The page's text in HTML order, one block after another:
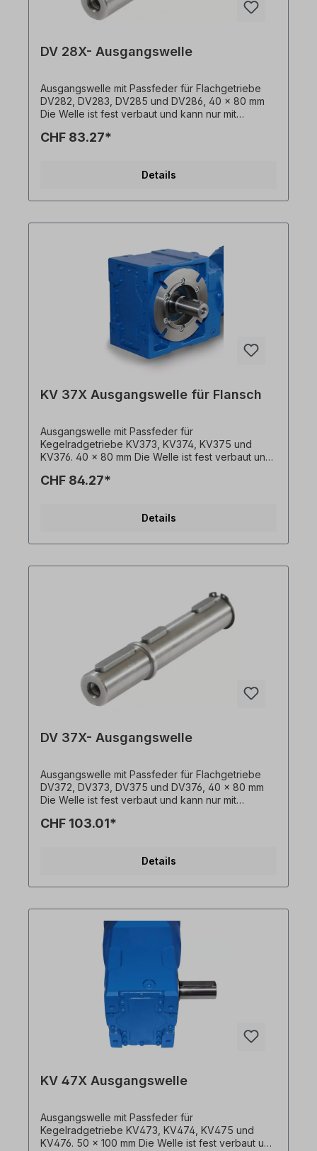
DV 28X- Ausgangswelle
Ausgangswelle mit Passfeder für Flachgetriebe
DV282, DV283, DV285 und DV286, 40 x 80 mm
Die Welle ist fest verbaut und kann nur mit
sind unverbindliche Beispiele! Technische
CHF 83.27*
Details
KV 37X Ausgangswelle für Flansch
Ausgangswelle mit Passfeder für
Kegelradgetriebe KV373, KV374, KV375 und
KV376. 40 x 80 mm Die Welle ist fest verbaut und
werden. Bitte geben Sie die Einbauseite an
Änderungen vorbehalten.
CHF 84.27*
Details
DV 37X- Ausgangswelle
Ausgangswelle mit Passfeder für Flachgetriebe
DV372, DV373, DV375 und DV376, 40 x 80 mm
Die Welle ist fest verbaut und kann nur mit
sind unverbindliche Beispiele! Technische
CHF 103.01*
Details
KV 47X Ausgangswelle
Ausgangswelle mit Passfeder für
Kegelradgetriebe KV473, KV474, KV475 und
KV476. 50 x 100 mm Die Welle ist fest verbaut und